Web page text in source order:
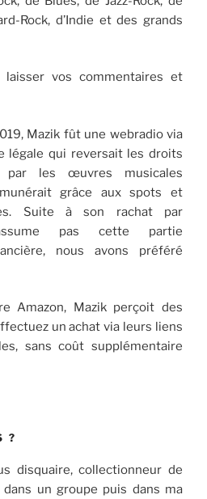
Rock, d’Indie et des grands
laisser vos commentaires et
Mazik fût une webradio via
légale qui reversait les droits
par les œuvres musicales
grâce aux spots et
Suite à son rachat par
pas cette partie
nous avons préféré
Amazon, Mazik perçoit des
un achat via leurs liens
sans coût supplémentaire
?
disquaire, collectionneur de
un groupe puis dans ma